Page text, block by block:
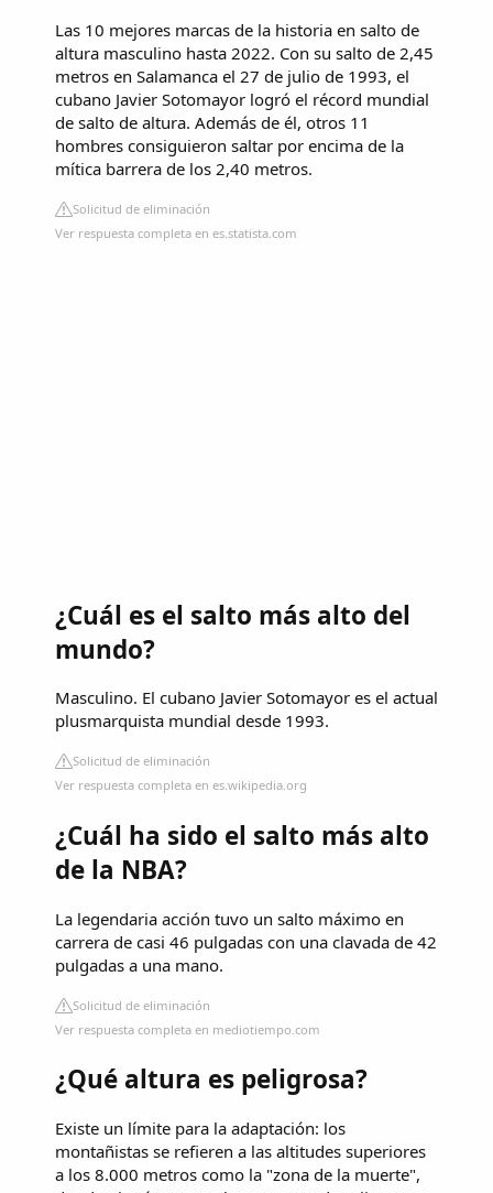
Las 10 mejores marcas de la historia en salto de
altura masculino hasta 2022. Con su salto de 2,45
metros en Salamanca el 27 de julio de 1993, el
cubano Javier Sotomayor logró el récord mundial
de salto de altura. Además de él, otros 11
hombres consiguieron saltar por encima de la
mítica barrera de los 2,40 metros.
Solicitud de eliminación
Ver respuesta completa en es.statista.com
¿Cuál es el salto más alto del
mundo?
Masculino. El cubano Javier Sotomayor es el actual
plusmarquista mundial desde 1993.
Solicitud de eliminación
Ver respuesta completa en es.wikipedia.org
¿Cuál ha sido el salto más alto
de la NBA?
La legendaria acción tuvo un salto máximo en
carrera de casi 46 pulgadas con una clavada de 42
pulgadas a una mano.
Solicitud de eliminación
Ver respuesta completa en mediotiempo.com
¿Qué altura es peligrosa?
Existe un límite para la adaptación: los
montañistas se refieren a las altitudes superiores
a los 8.000 metros como la "zona de la muerte",